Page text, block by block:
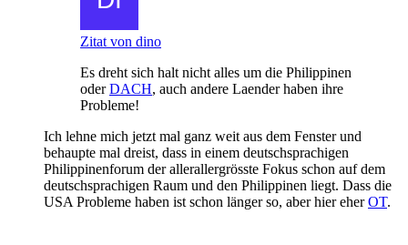
Zitat von dino
Es dreht sich halt nicht alles um die Philippinen
oderDACH, auch andere Laender haben ihre
Probleme!
Ich lehne mich jetzt mal ganz weit aus dem Fenster und
behaupte mal dreist, dass in einem deutschsprachigen
Philippinenforum der allerallergrösste Fokus schon auf dem
deutschsprachigen Raum und den Philippinen liegt. Dass die
USA Probleme haben ist schon länger so, aber hier eherOT.